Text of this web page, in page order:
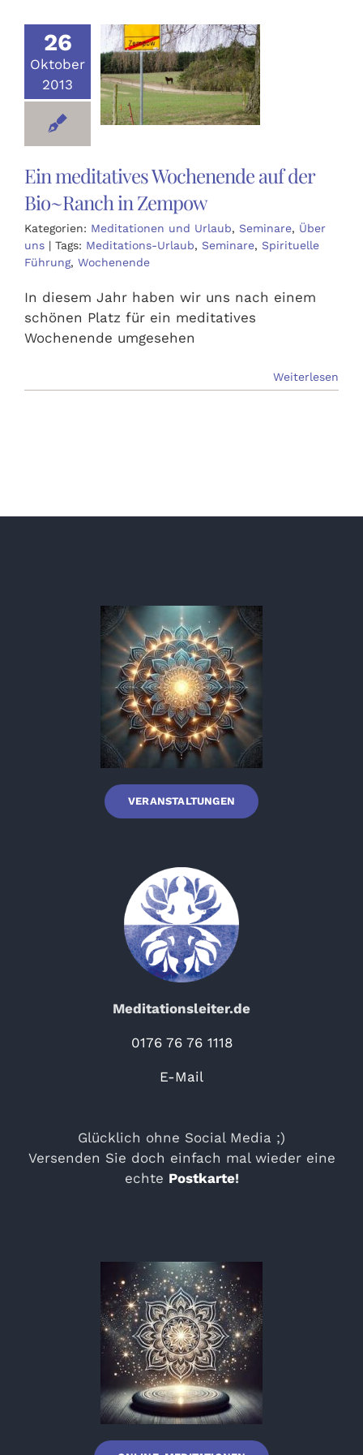
Events
Holistisch
Shop
About
Jetzt buchen
26
Oktober
2013
Ein meditatives Wochenende auf der
Bio~Ranch in Zempow
Kategorien: Meditationen und Urlaub, Seminare, Über
uns | Tags: Meditations-Urlaub, Seminare, Spirituelle
Führung, Wochenende
In diesem Jahr haben wir uns nach einem
schönen Platz für ein meditatives
Wochenende umgesehen
Weiterlesen
VERANSTALTUNGEN
Meditationsleiter.de
0176 76 76 1118
E-Mail
Glücklich ohne Social Media ;)
Versenden Sie doch einfach mal wieder eine
echte Postkarte!